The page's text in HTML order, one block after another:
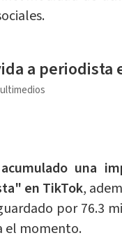
a periodista
una
en TikTok,
por 76.3
el momento.